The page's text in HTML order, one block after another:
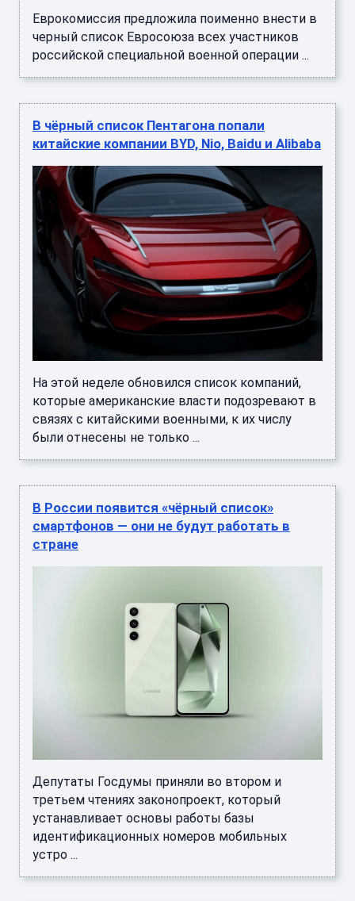
Еврокомиссия предложила поименно внести в
черный список Евросоюза всех участников
российской специальной военной операции ...
В чёрный список Пентагона попали
китайские компании BYD, Nio, Baidu и Alibaba
На этой неделе обновился список компаний,
которые американские власти подозревают в
связях с китайскими военными, к их числу
были отнесены не только ...
В России появится «чёрный список»
смартфонов — они не будут работать в
стране
Депутаты Госдумы приняли во втором и
третьем чтениях законопроект, который
устанавливает основы работы базы
идентификационных номеров мобильных
устро ...